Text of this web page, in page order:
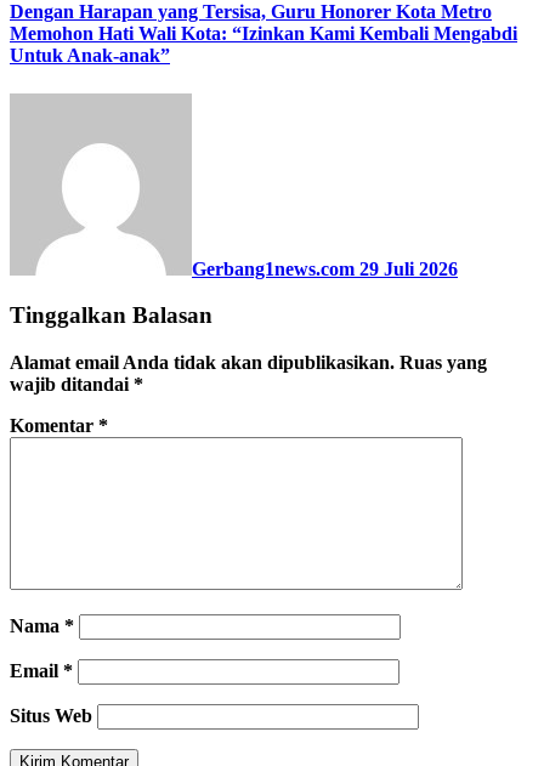
Dengan Harapan yang Tersisa, Guru Honorer Kota Metro
Memohon Hati Wali Kota: “Izinkan Kami Kembali Mengabdi
Untuk Anak-anak”
Gerbang1news.com 29 Juli 2026
Tinggalkan Balasan
Alamat email Anda tidak akan dipublikasikan. Ruas yang
wajib ditandai *
Komentar *
Nama *
Email *
Situs Web